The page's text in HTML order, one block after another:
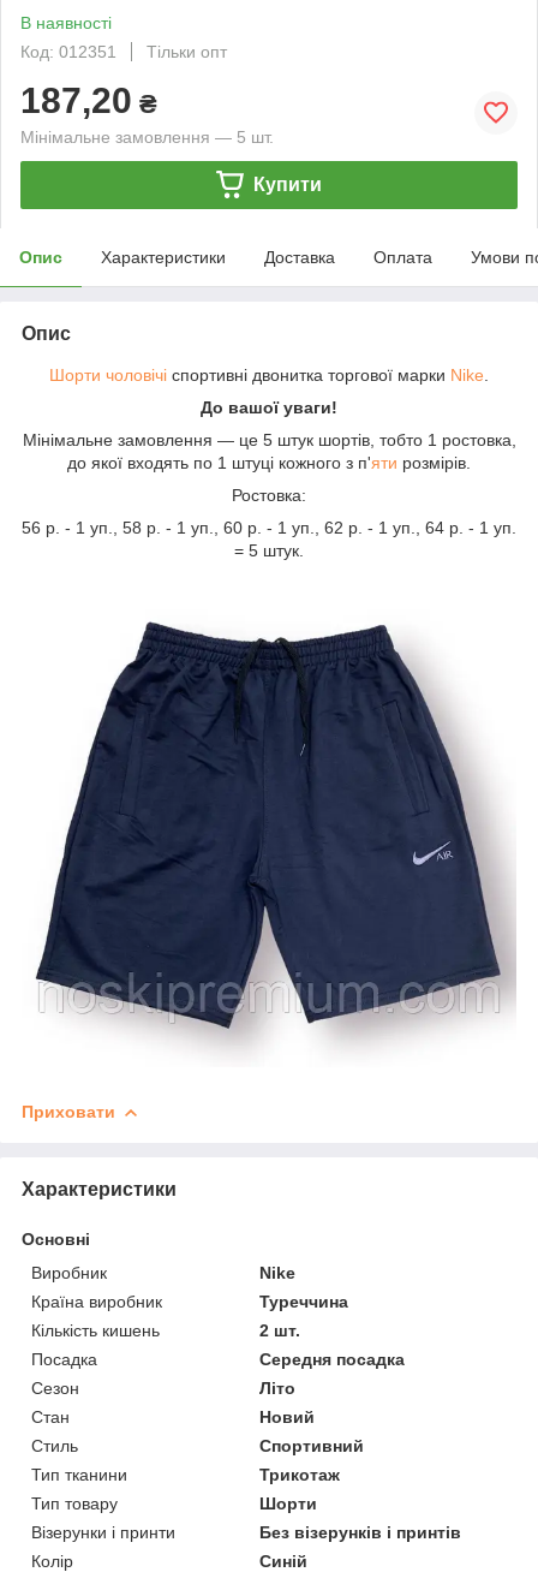
В наявності
Код: 012351
Тільки опт
187,20 ₴
Мінімальне замовлення — 5 шт.
Купити
Опис Характеристики Доставка Оплата Умови
Опис
Шорти чоловічі спортивні двонитка торгової марки Nike
До вашої уваги!
Мінімальне замовлення — це 5 штук шортів, тобто 1 ростовка,
до якої входять по 1 штуці кожного з п'яти розмірів.
Ростовка:
56 р. - 1 уп., 58 р. - 1 уп., 60 р. - 1 уп., 62 р. - 1 уп., 64 р. - 1 уп.
= 5 штук.
Приховати
Характеристики
Основні
Виробник
Nike
Країна виробник
Туреччина
Кількість кишень
2 шт.
Посадка
Середня посадка
Сезон
Літо
Стан
Новий
Стиль
Спортивний
Тип тканини
Трикотаж
Тип товару
Шорти
Візерунки і принти
Без візерунків і принтів
Колір
Синій